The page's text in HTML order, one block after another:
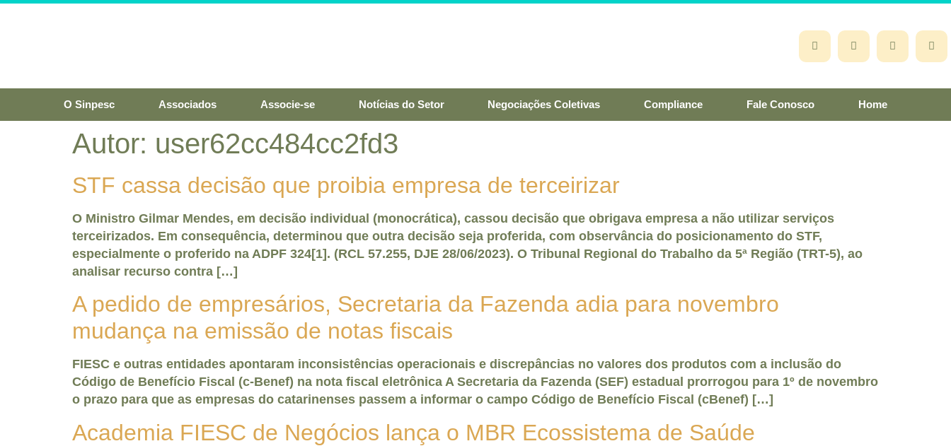
O Sinpesc Associados Associe-se Notícias do Setor Negociações Coletivas Compliance Fale Conosco Home
Autor: user62cc484cc2fd3
STF cassa decisão que proibia empresa de terceirizar
O Ministro Gilmar Mendes, em decisão individual (monocrática), cassou decisão que obrigava empresa a não utilizar serviços
terceirizados. Em consequência, determinou que outra decisão seja proferida, com observância do posicionamento do STF,
especialmente o proferido na ADPF 324[1]. (RCL 57.255, DJE 28/06/2023). O Tribunal Regional do Trabalho da 5ª Região (TRT-5), ao
analisar recurso contra […]
A pedido de empresários, Secretaria da Fazenda adia para novembro
mudança na emissão de notas fiscais
FIESC e outras entidades apontaram inconsistências operacionais e discrepâncias no valores dos produtos com a inclusão do
Código de Benefício Fiscal (c-Benef) na nota fiscal eletrônica A Secretaria da Fazenda (SEF) estadual prorrogou para 1º de novembro
o prazo para que as empresas do catarinenses passem a informar o campo Código de Benefício Fiscal (cBenef) […]
Academia FIESC de Negócios lança o MBR Ecossistema de Saúde